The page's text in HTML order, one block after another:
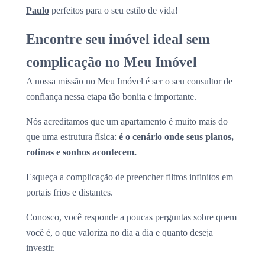
Paulo perfeitos para o seu estilo de vida!
Encontre seu imóvel ideal sem
complicação no Meu Imóvel
A nossa missão no Meu Imóvel é ser o seu consultor de
confiança nessa etapa tão bonita e importante.
Nós acreditamos que um apartamento é muito mais do
que uma estrutura física: é o cenário onde seus planos,
rotinas e sonhos acontecem.
Esqueça a complicação de preencher filtros infinitos em
portais frios e distantes.
Conosco, você responde a poucas perguntas sobre quem
você é, o que valoriza no dia a dia e quanto deseja
investir.